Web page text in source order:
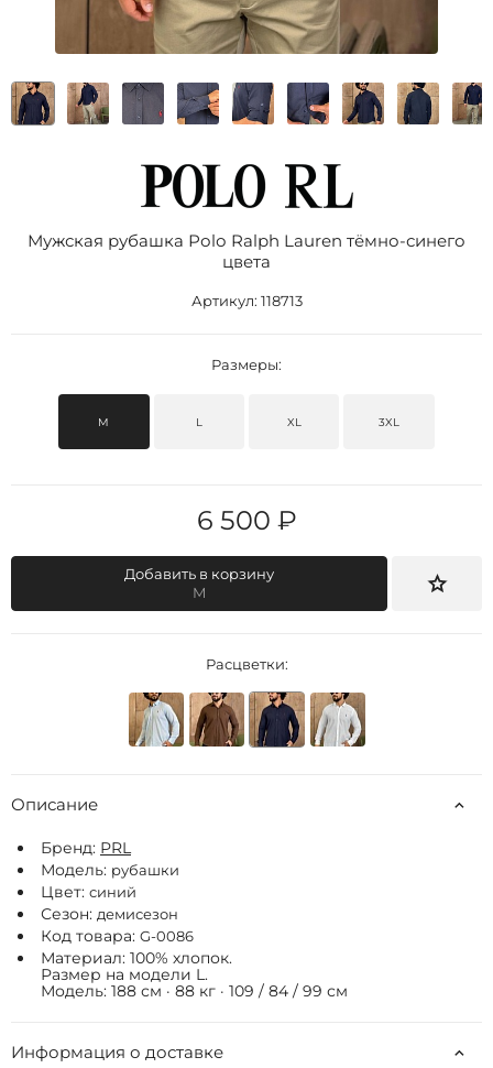
Мужская рубашка Роlо Ralрh Lаurеn тёмно-синего
цвета
Артикул: 118713
Размеры:
M L XL 3XL
6 500 ₽
Добавить в корзину
M
Расцветки:
Описание
Бренд: РRL
Модель: рубашки
Цвет: синий
Сезон: демисезон
Код товара: G-0086
Материал: 100% хлопок.
Размер на модели L.
Модель: 188 см · 88 кг · 109 / 84 / 99 см
Информация о доставке